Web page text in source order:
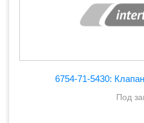
6754-71-5430:
Под